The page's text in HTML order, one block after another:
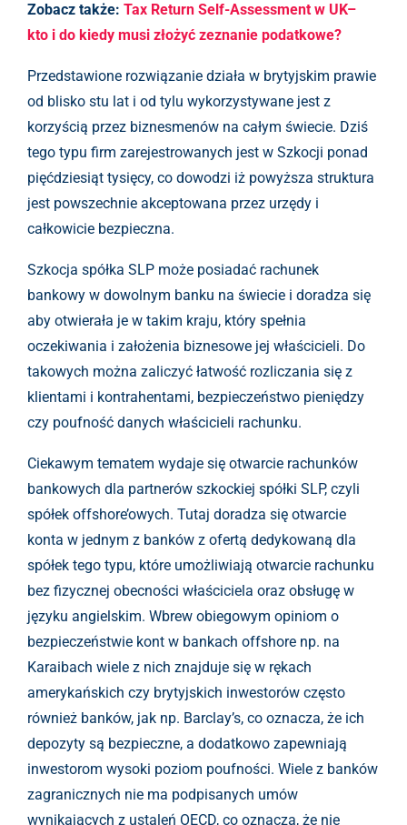
Zobacz także: Tax Return Self-Assessment w UK–
kto i do kiedy musi złożyć zeznanie podatkowe?
Przedstawione rozwiązanie działa w brytyjskim prawie
od blisko stu lat i od tylu wykorzystywane jest z
korzyścią przez biznesmenów na całym świecie. Dziś
tego typu firm zarejestrowanych jest w Szkocji ponad
pięćdziesiąt tysięcy, co dowodzi iż powyższa struktura
jest powszechnie akceptowana przez urzędy i
całkowicie bezpieczna.
Szkocja spółka SLP może posiadać rachunek
bankowy w dowolnym banku na świecie i doradza się
aby otwierała je w takim kraju, który spełnia
oczekiwania i założenia biznesowe jej właścicieli. Do
takowych można zaliczyć łatwość rozliczania się z
klientami i kontrahentami, bezpieczeństwo pieniędzy
czy poufność danych właścicieli rachunku.
Ciekawym tematem wydaje się otwarcie rachunków
bankowych dla partnerów szkockiej spółki SLP, czyli
spółek offshore’owych. Tutaj doradza się otwarcie
konta w jednym z banków z ofertą dedykowaną dla
spółek tego typu, które umożliwiają otwarcie rachunku
bez fizycznej obecności właściciela oraz obsługę w
języku angielskim. Wbrew obiegowym opiniom o
bezpieczeństwie kont w bankach offshore np. na
Karaibach wiele z nich znajduje się w rękach
amerykańskich czy brytyjskich inwestorów często
również banków, jak np. Barclay’s, co oznacza, że ich
depozyty są bezpieczne, a dodatkowo zapewniają
inwestorom wysoki poziom poufności. Wiele z banków
zagranicznych nie ma podpisanych umów
wynikających z ustaleń OECD, co oznacza, że nie